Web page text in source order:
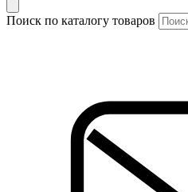
Поиск по каталогу товаров